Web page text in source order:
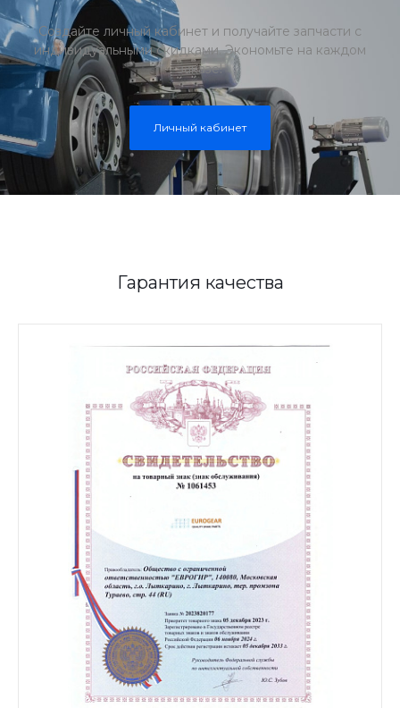
Создайте личный кабинет и получайте запчасти с
индивидуальными скидками. Экономьте на каждом
заказе!
Личный кабинет
Гарантия качества